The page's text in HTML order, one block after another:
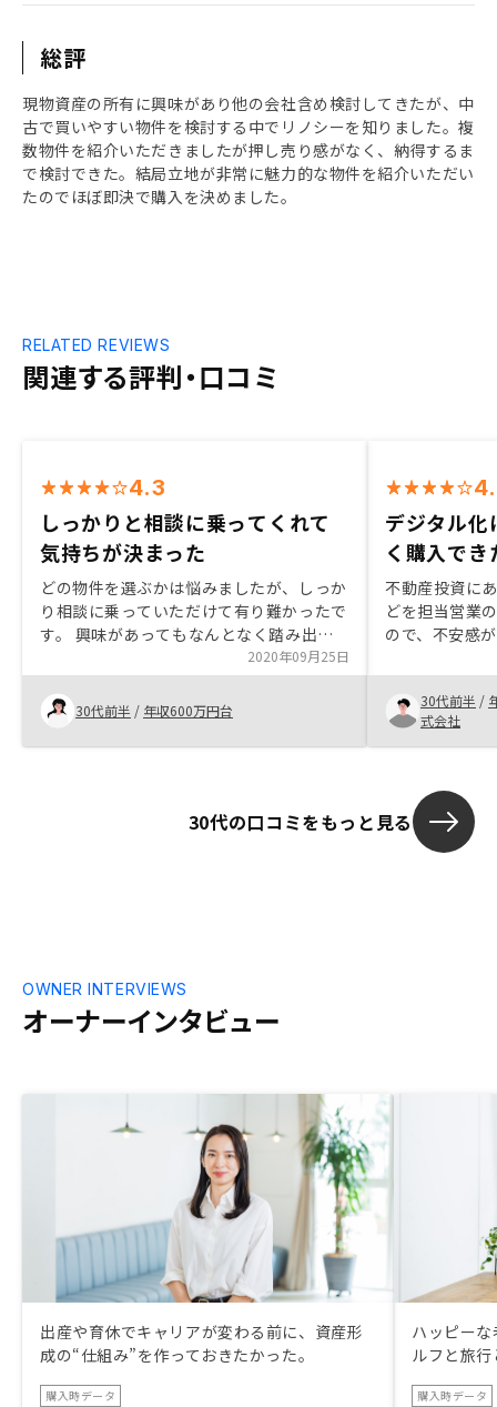
総評
現物資産の所有に興味があり他の会社含め検討してきたが、中
古で買いやすい物件を検討する中でリノシーを知りました。複
数物件を紹介いただきましたが押し売り感がなく、納得するま
で検討できた。結局立地が非常に魅力的な物件を紹介いただい
たのでほぼ即決で購入を決めました。
関連する評判・口コミ
RELATED REVIEWS
4.3
しっかりと相談に乗ってくれて
気持ちが決まった
どの物件を選ぶかは悩みましたが、しっか
り相談に乗っていただけて有り難かったで
す。 興味があってもなんとなく踏み出せ
ずにいましたが、色々話を聞いたことで気
持ちが決まりました。
2020年09月25日
30代前半 / 年収600万円台
デジタル化
く購入でき
不動産投資に
どを担当営業
ので、不安感
管理などのデ
の比較検討か
ストレス少な
も高く評価し
まりなかった
できたので、
用いる形でも
30代前半 /
式会社
30代の口コミをもっと見る
オーナーインタビュー
OWNER INTERVIEWS
出産や育休でキャリアが変わる前に、資産形
成の“仕組み”を作っておきたかった。
購入時データ
ハッピー
ルフと旅
購入時データ